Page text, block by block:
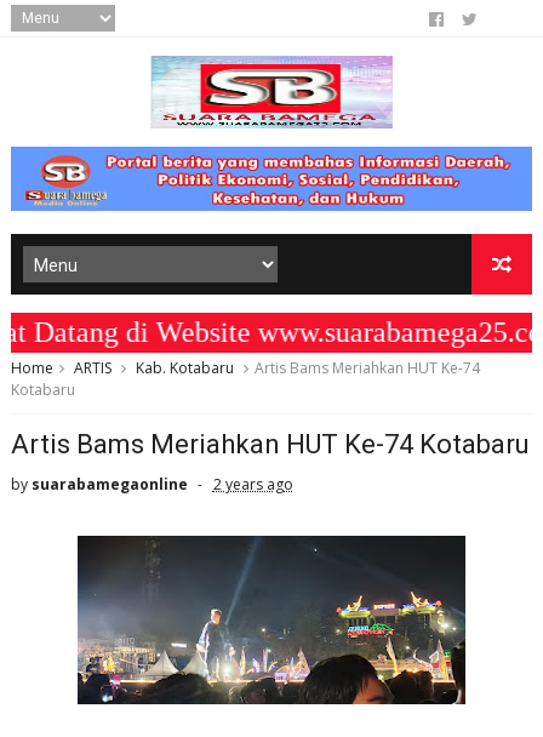
di Website
Home ARTIS Kab. Kotabaru
Artis Bams Meriahkan HUT Ke-74
Kotabaru
Artis Bams Meriahkan HUT Ke-74 Kotabaru
by suarabamegaonline 2 years ago